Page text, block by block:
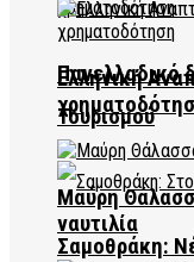
Πανελλαδικό
Τουρισμού
Σαμοθράκη:
Ελληνική
Μαύρη
ναυτιλία